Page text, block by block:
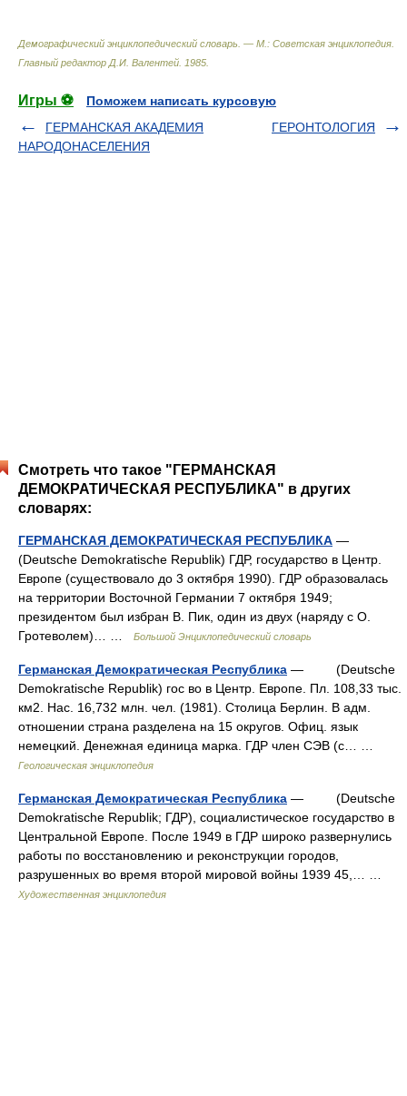
Демографический энциклопедический словарь. — М.: Советская энциклопедия
Главный редактор Д.И. Валентей 1985
Игры ⚽
Поможем написать курсовую
ГЕРМАНСКАЯ АКАДЕМИЯ
НАРОДОНАСЕЛЕНИЯ
ГЕРОНТОЛОГИЯ
Смотреть что такое "ГЕРМАНСКАЯ
ДЕМОКРАТИЧЕСКАЯ РЕСПУБЛИКА" в других
словарях:
ГЕРМАНСКАЯ ДЕМОКРАТИЧЕСКАЯ РЕСПУБЛИКА —
(Deutsche Demokratische Republik) ГДР, государство в Центр.
Европе (существовало до 3 октября 1990). ГДР образовалась
на территории Восточной Германии 7 октября 1949;
президентом был избран В. Пик, один из двух (наряду с О.
Гротеволем)… …
Большой Энциклопедический словарь
Германская Демократическая Республика — (Deutsche
Demokratische Republik) гос во в Центр. Европе. Пл. 108,33 тыс.
км2. Нас. 16,732 млн. чел. (1981). Столица Берлин. В адм.
отношении страна разделена на 15 округов. Офиц. язык
немецкий. Денежная единица марка. ГДР член СЭВ (с… …
Геологическая энциклопедия
Германская Демократическая Республика — (Deutsche
Demokratische Republik; ГДР), социалистическое государство в
Центральной Европе. После 1949 в ГДР широко развернулись
работы по восстановлению и реконструкции городов,
разрушенных во время второй мировой войны 1939 45,… …
Художественная энциклопедия